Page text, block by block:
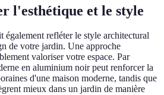
l'esthétique et le style
également refléter le style architectural
de votre jardin. Une approche
valoriser votre espace. Par
en aluminium noir peut renforcer la
d'une maison moderne, tandis que
mieux dans un jardin de manière